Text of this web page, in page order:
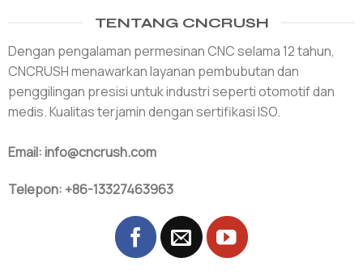
TENTANG CNCRUSH
Dengan pengalaman permesinan CNC selama 12 tahun,
CNCRUSH menawarkan layanan pembubutan dan
penggilingan presisi untuk industri seperti otomotif dan
medis. Kualitas terjamin dengan sertifikasi ISO.
Email: info@cncrush.com
Telepon: +86-13327463963